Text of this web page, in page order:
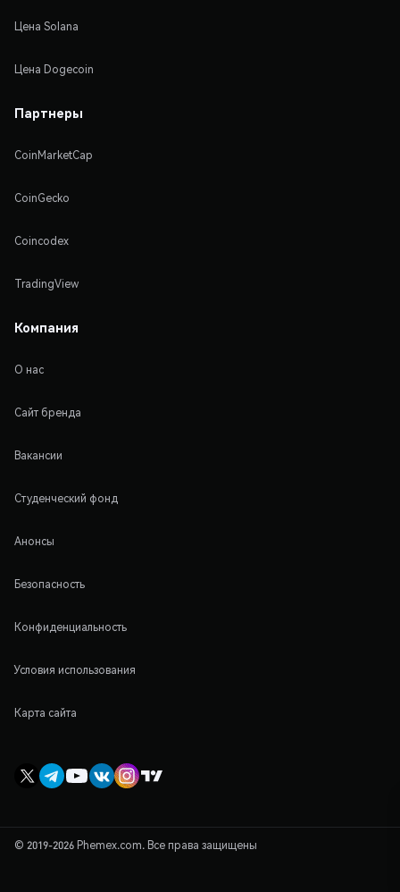
Цена Solana
Цена Dogecoin
Партнеры
CoinMarketCap
CoinGecko
Coincodex
TradingView
Компания
О нас
Сайт бренда
Вакансии
Студенческий фонд
Анонсы
Безопасность
Конфиденциальность
Условия использования
Карта сайта
© 2019-2026 Phemex.com. Все права защищены